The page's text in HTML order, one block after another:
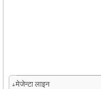
↓मेजेन्टा लाइन